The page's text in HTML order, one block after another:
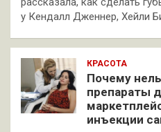
у Кендалл Дженнер, Хейли
КРАСОТА
Почему
препараты
инъекции